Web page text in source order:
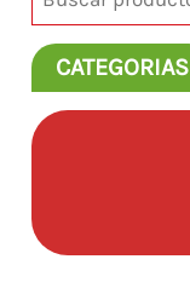
CATEGORIAS